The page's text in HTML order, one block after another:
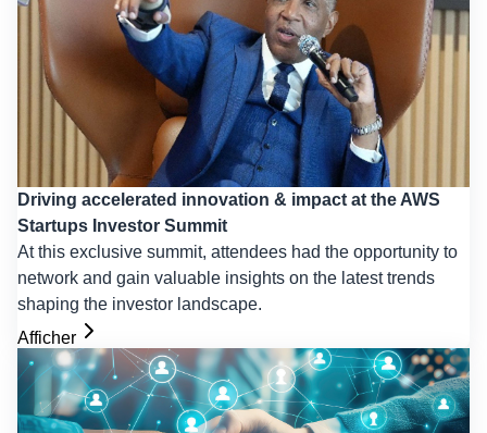
Driving accelerated innovation & impact at the AWS
Startups Investor Summit
At this exclusive summit, attendees had the opportunity to
network and gain valuable insights on the latest trends
shaping the investor landscape.
Afficher